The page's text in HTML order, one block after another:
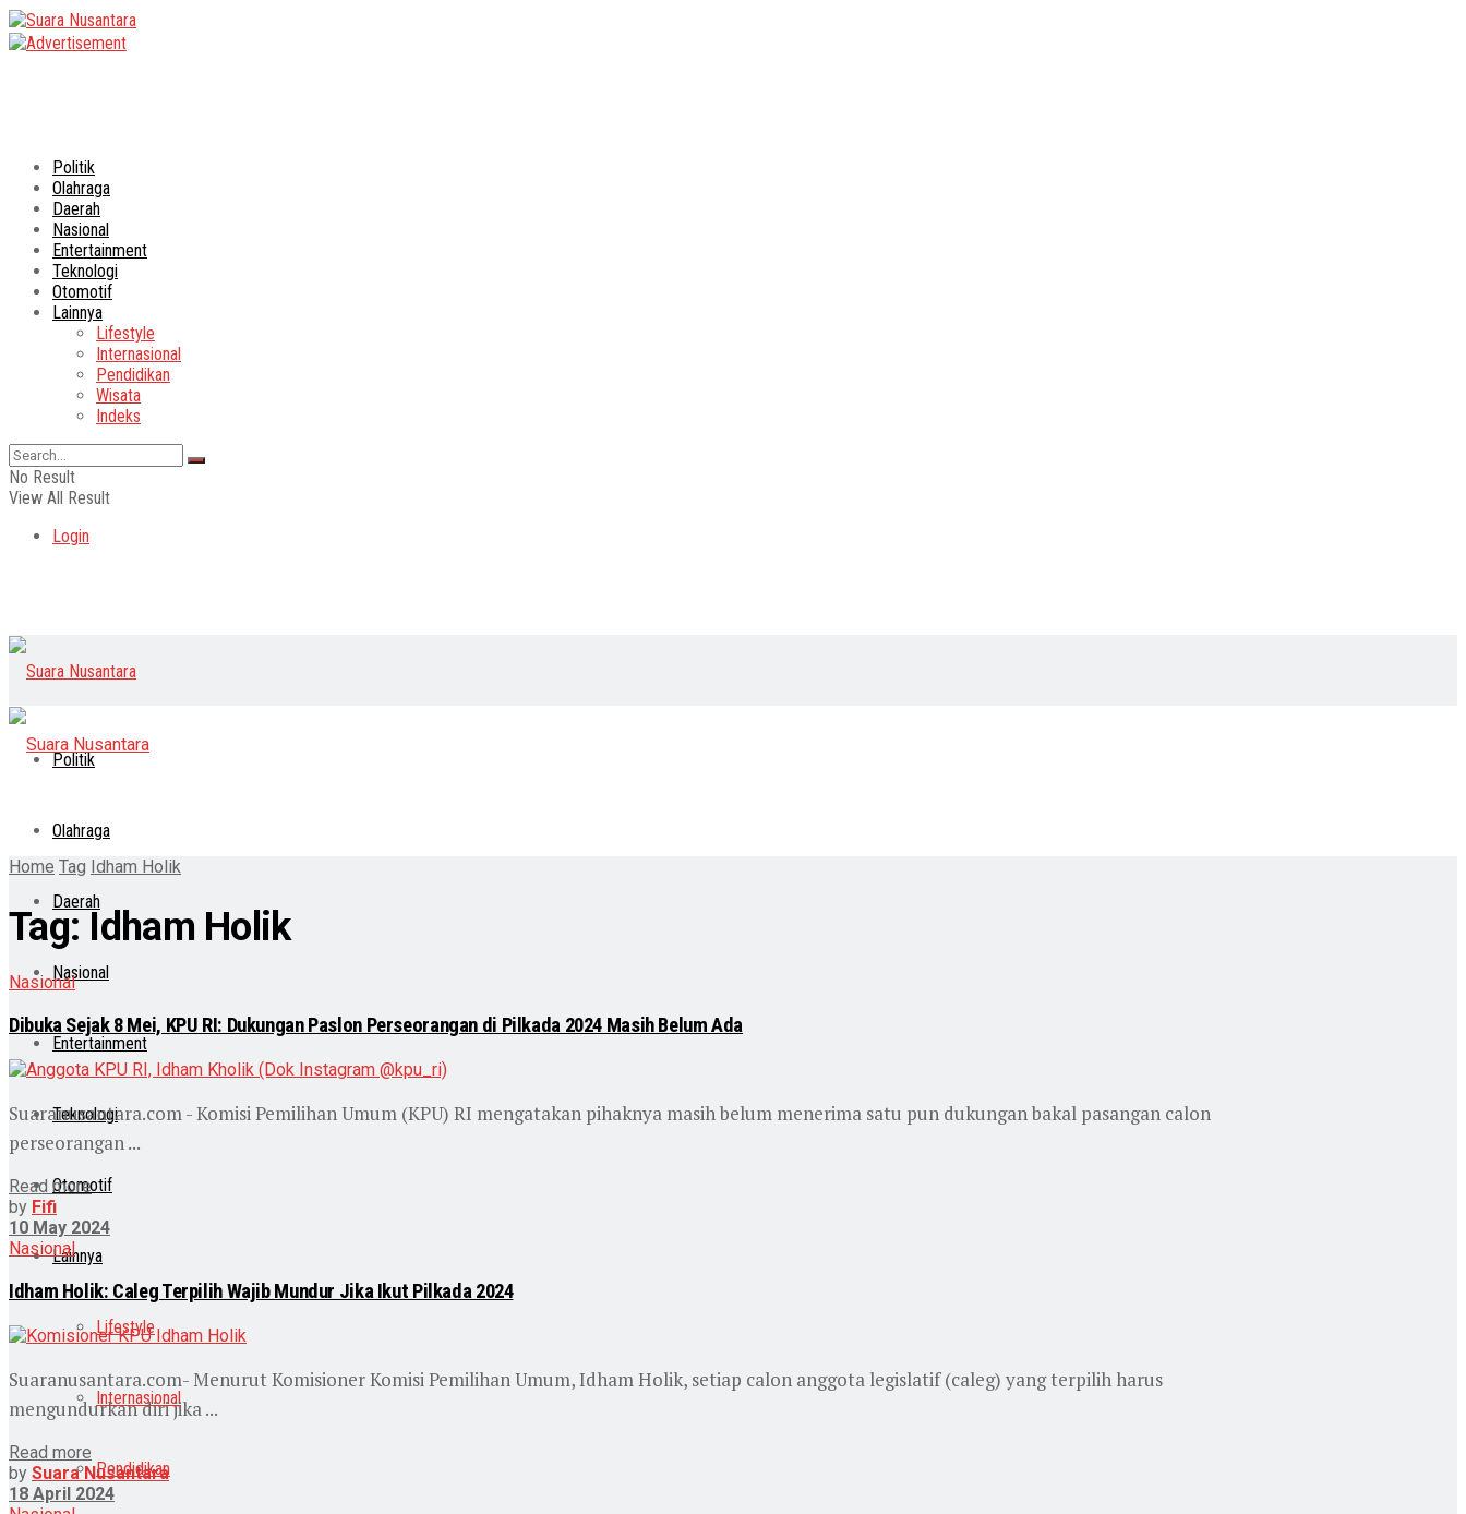
Politik
Olahraga
Daerah
Nasional
Entertainment
Teknologi
Otomotif
Lainnya
Lifestyle
Internasional
Pendidikan
Wisata
Indeks
No Result
View All Result
Login
Politik
Olahraga
Daerah
Nasional
Entertainment
Teknologi
Otomotif
Lainnya
Lifestyle
Internasional
Pendidikan
Home Tag Idham Holik
Tag: Idham Holik
Nasional
Dibuka Sejak 8 Mei, KPU RI: Dukungan Paslon Perseorangan di Pilkada 2024 Masih Belum Ada
Suaranusantara.com - Komisi Pemilihan Umum (KPU) RI mengatakan pihaknya masih belum menerima satu pun dukungan bakal pasangan calon
perseorangan ...
Read more
by Fifi
10 May 2024
Nasional
Idham Holik: Caleg Terpilih Wajib Mundur Jika Ikut Pilkada 2024
Suaranusantara.com- Menurut Komisioner Komisi Pemilihan Umum, Idham Holik, setiap calon anggota legislatif (caleg) yang terpilih harus
mengundurkan diri jika ...
Read more
by Suara Nusantara
18 April 2024